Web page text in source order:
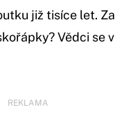
již tisíce let.
Vědci se
REKLAMA